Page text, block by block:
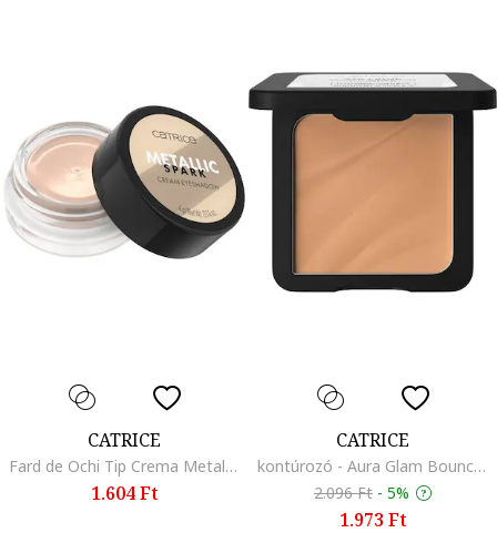
CATRICE
Fard de Ochi Tip Crema Metallic Spark Cream Eyeshadow 010, 4 G, Champagne Chic
1.604 Ft
CATRICE
kontúrozó - Aura Glam Bouncy Highlighter 010 - Moonlit Sand 6.4 g
2.096 Ft - 5%
1.973 Ft